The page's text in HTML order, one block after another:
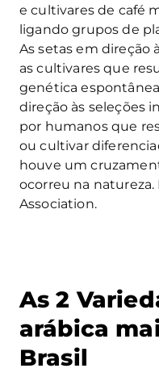
e cultivares de café
ligando grupos de
As setas em direção
as cultivares que
genética
direção às seleções
por humanos que
ou cultivar
houve um
ocorreu na natureza.
Association.
As 2
arábica
Brasil